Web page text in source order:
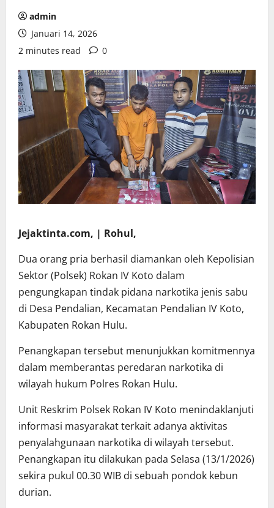
admin
Januari 14, 2026
2 minutes read
0
Jejaktinta.com, | Rohul,
Dua orang pria berhasil diamankan oleh Kepolisian
Sektor (Polsek) Rokan IV Koto dalam
pengungkapan tindak pidana narkotika jenis sabu
di Desa Pendalian, Kecamatan Pendalian IV Koto,
Kabupaten Rokan Hulu.
Penangkapan tersebut menunjukkan komitmennya
dalam memberantas peredaran narkotika di
wilayah hukum Polres Rokan Hulu.
Unit Reskrim Polsek Rokan IV Koto menindaklanjuti
informasi masyarakat terkait adanya aktivitas
penyalahgunaan narkotika di wilayah tersebut.
Penangkapan itu dilakukan pada Selasa (13/1/2026)
sekira pukul 00.30 WIB di sebuah pondok kebun
durian.